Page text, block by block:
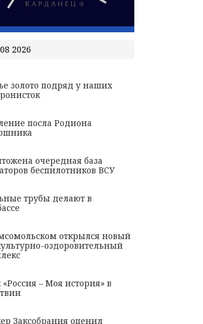
2026
золото подряд у наших
посла Родиона
очередная база
беспилотников ВСУ
трубы делают в
открылся новый
оздоровительный
– Моя история» в
Заксобрания оценил